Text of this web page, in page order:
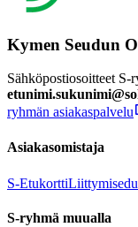
Kymen Seudun
Sähköpostiosoitteet S-
ryhmän asiakaspalvelu
Asiakasomistaja
S-Etukortti
S-ryhmä muualla